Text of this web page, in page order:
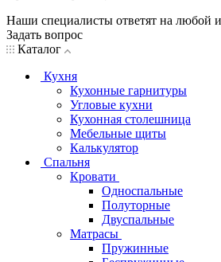
Наши специалисты ответят на любой
Задать вопрос
Каталог
Кухня
Кухонные гарнитуры
Угловые кухни
Кухонная столешница
Мебельные щиты
Калькулятор
Спальня
Кровати
Односпальные
Полуторные
Двуспальные
Матрасы
Пружинные